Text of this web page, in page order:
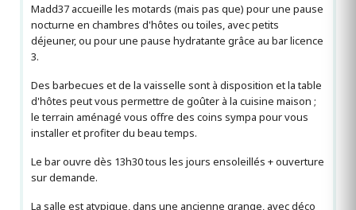
Madd37 accueille les motards (mais pas que) pour une pause
nocturne en chambres d'hôtes ou toiles, avec petits
déjeuner, ou pour une pause hydratante grâce au bar licence
3.
Des barbecues et de la vaisselle sont à disposition et la table
d'hôtes peut vous permettre de goûter à la cuisine maison ;
le terrain aménagé vous offre des coins sympa pour vous
installer et profiter du beau temps.
Le bar ouvre dès 13h30 tous les jours ensoleillés + ouverture
sur demande.
La salle est atypique, dans une ancienne grange, avec déco